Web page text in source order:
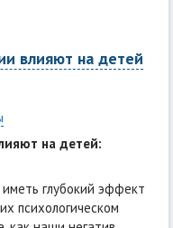
влияют на детей
на детей:
глубокий эффект
психологическом